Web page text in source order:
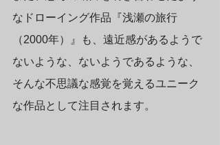
なドローイング作品『浅瀬の旅行
（2000年）』も、遠近感があるようで
ないような、ないようであるような、
そんな不思議な感覚を覚えるユニーク
な作品として注目されます。